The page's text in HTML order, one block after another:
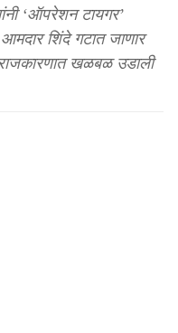
‘ऑपरेशन टायगर’
शिंदे गटात जाणार
खळबळ उडाली